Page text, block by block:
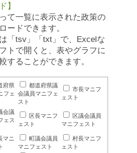
】
て一覧に表示された政策の
ードできます。
「tsv」「txt」で、Excelな
トで開くと、表やグラフに
することができます。
府県
フェ
都道府県議
会議員マニフェ
スト
市長マニフ
ェスト
会議
ェス
区長マニフ
ェスト
区議会議員
マニフェスト
マニ
町議会議員
マニフェスト
村長マニフ
ェスト